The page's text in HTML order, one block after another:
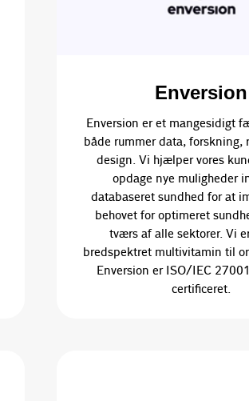
Enversion
Enversion er et mangesidigt
både rummer data, forskning,
design. Vi hjælper vores
opdage nye muligheder
databaseret sundhed for at
behovet for optimeret
tværs af alle sektorer. Vi
bredspektret multivitamin til
Enversion er ISO/IEC
certificeret.